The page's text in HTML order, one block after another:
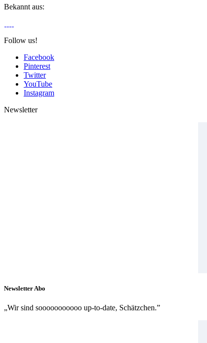
Bekannt aus:
Follow us!
Facebook
Pinterest
Twitter
YouTube
Instagram
Newsletter
Newsletter Abo
„Wir sind sooooooooooo up-to-date, Schätzchen.”